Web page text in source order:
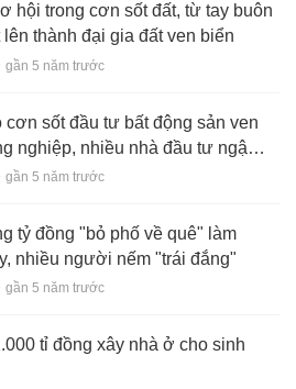
hội trong cơn sốt đất, từ tay buôn
lên thành đại gia đất ven biển
gần 5 năm trước
cơn sốt đầu tư bất động sản ven
nghiệp, nhiều nhà đầu tư ngậm
gần 5 năm trước
tỷ đồng "bỏ phố về quê" làm
nhiều người nếm "trái đắng"
gần 5 năm trước
tỉ đồng xây nhà ở cho sinh